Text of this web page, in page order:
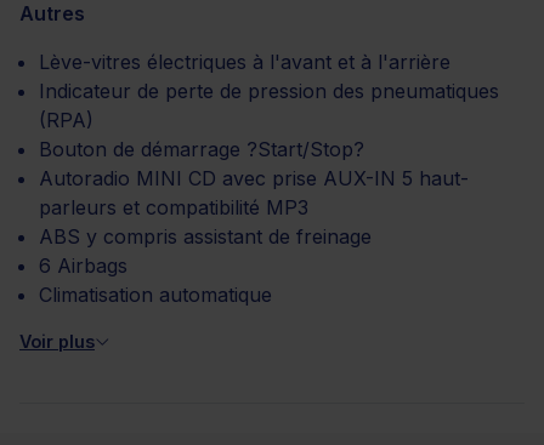
Autres
Lève-vitres électriques à l'avant et à l'arrière
Indicateur de perte de pression des pneumatiques
(RPA)
Bouton de démarrage ?Start/Stop?
Autoradio MINI CD avec prise AUX-IN 5 haut-
parleurs et compatibilité MP3
ABS y compris assistant de freinage
6 Airbags
Climatisation automatique
Voir plus